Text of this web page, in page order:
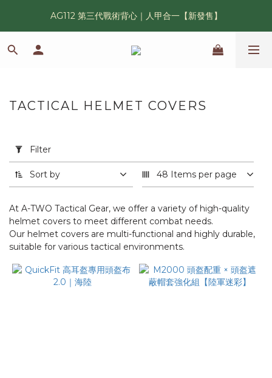
漢光42 傲骨紀念臂章｜滿 6500 贈送一片！
AG112 第三代戰術背心｜人甲合一【新發售】
鯊魚鰭圓邊帽｜高透氣、會呼吸的戰術奔尼帽
(0/20)
Campaign
New
Arrivals
(1)
種
TACTICAL HELMET COVERS
Filter
Sort by 48 Items per page
At A-TWO Tactical Gear, we offer a variety of high-quality
helmet covers to meet different combat needs.
Our helmet covers are multi-functional and highly durable,
suitable for various tactical environments.